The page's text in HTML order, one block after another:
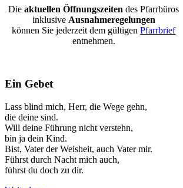
Dieaktuellen Öffnungszeiten des Pfarrbüros
inklusive Ausnahmeregelungen
können Sie jederzeit dem gültigenPfarrbrief
entnehmen.
Ein Gebet
Lass blind mich, Herr, die Wege gehn,
die deine sind.
Will deine Führung nicht verstehn,
bin ja dein Kind.
Bist, Vater der Weisheit, auch Vater mir.
Führst durch Nacht mich auch,
führst du doch zu dir.